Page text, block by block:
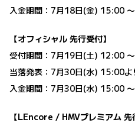
入金期間：7月18日(金) 15:00
【オフィシャル 先行受付】
受付期間：7月19日(土) 12:00
当落発表：7月30日(水) 15:00よ
入金期間：7月30日(水) 15:00
【LEncore / HMVプレミアム 先